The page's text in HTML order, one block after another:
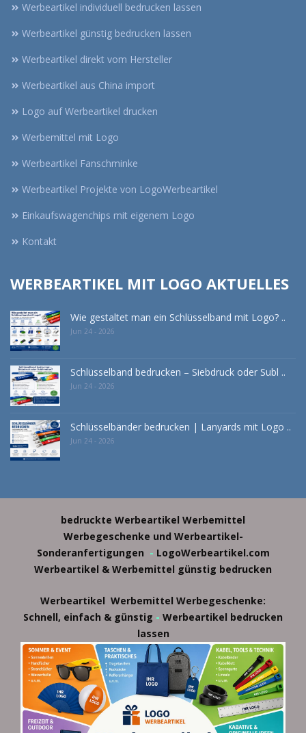
Werbeartikel individuell bedrucken lassen
Werbeartikel günstig bedrucken lassen
Werbeartikel direkt vom Hersteller
Werbeartikel aus China import
Logo auf Werbeartikel drucken
Werbemittel mit Logo
Werbeartikel Fanschminke
Werbeartikel Projekte von LogoWerbeartikel
Einkaufswagenchips mit eigenem Logo
Kontakt
WERBEARTIKEL MIT LOGO AKTUELLES
Wie gestaltet man ein Schlüsselband mit Logo? ..
Jun 24 - 2026
Schlüsselband bedrucken – Siebdruck oder Subl ..
Jun 24 - 2026
Schlüsselbänder bedrucken | Lanyards mit Logo ..
Jun 24 - 2026
bedruckte Werbeartikel Werbemittel
Werbegeschenke und Werbeartikel-
Sonderanfertigungen - LogoWerbeartikel.com
Werbeartikel & Werbemittel günstig bedrucken
Werbeartikel Werbemittel Werbegeschenke:
Schnell, einfach & günstig - Werbeartikel bedrucken
lassen